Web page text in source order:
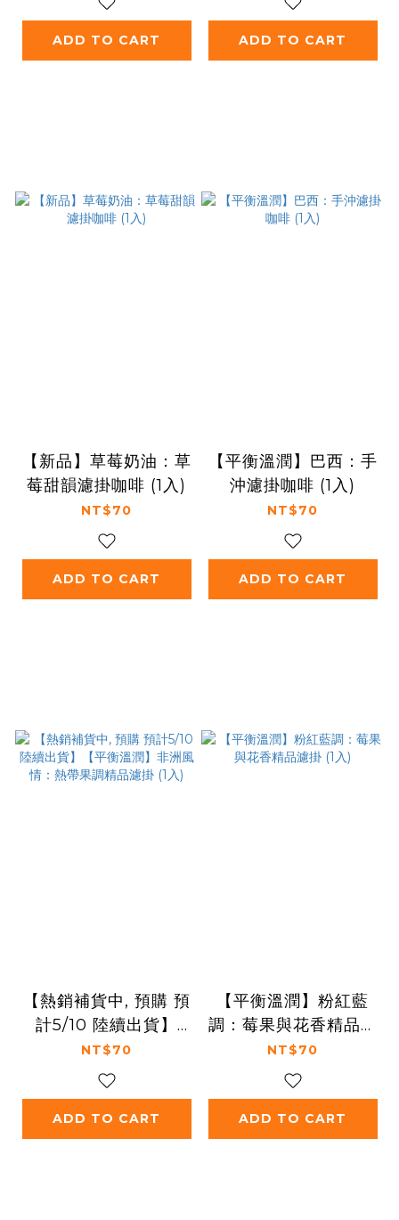
ADD TO CART ADD TO CART
【新品】草莓奶油：草
莓甜韻濾掛咖啡 (1入)
NT$70
ADD TO CART
【平衡溫潤】巴西：手
沖濾掛咖啡 (1入)
NT$70
ADD TO CART
【熱銷補貨中, 預購 預
計5/10 陸續出貨】
【平衡溫潤】非洲風
情：熱帶果調精品濾掛
(1入)
NT$70
ADD TO CART
【平衡溫潤】粉紅藍
調：莓果與花香精品濾
掛 (1入)
NT$70
ADD TO CART